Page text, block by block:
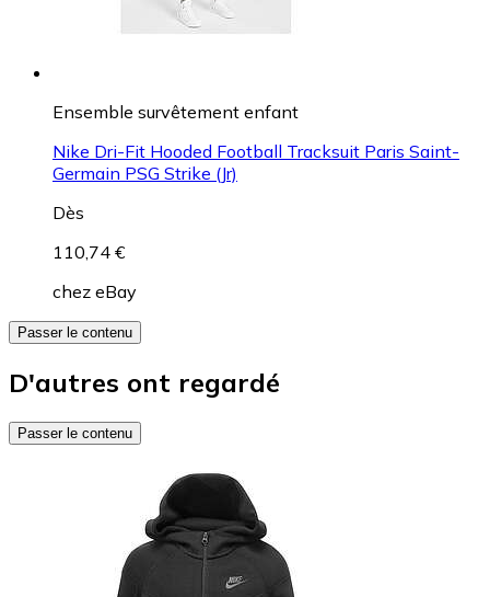
Ensemble survêtement enfant
Nike Dri-Fit Hooded Football Tracksuit Paris Saint-
Germain PSG Strike (Jr)
Dès
110,74 €
chez eBay
Passer le contenu
D'autres ont regardé
Passer le contenu